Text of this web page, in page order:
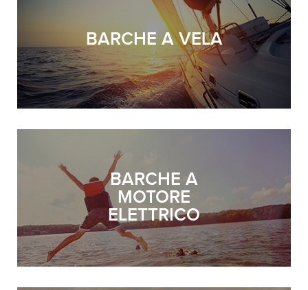
BARCHE A VELA
BARCHE A
MOTORE
ELETTRICO